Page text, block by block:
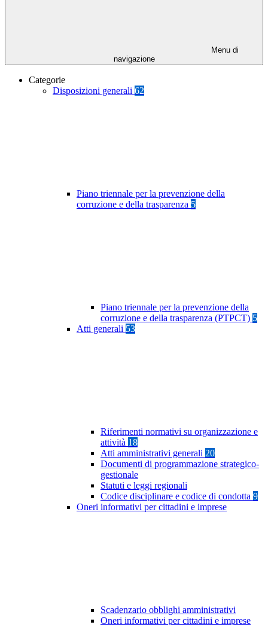
Menu di
navigazione
Categorie
Disposizioni generali 62
Piano triennale per la prevenzione della
corruzione e della trasparenza 5
Piano triennale per la prevenzione della
corruzione e della trasparenza (PTPCT) 5
Atti generali 53
Riferimenti normativi su organizzazione e
attività 18
Atti amministrativi generali 20
Documenti di programmazione strategico-
gestionale
Statuti e leggi regionali
Codice disciplinare e codice di condotta 9
Oneri informativi per cittadini e imprese
Scadenzario obblighi amministrativi
Oneri informativi per cittadini e imprese